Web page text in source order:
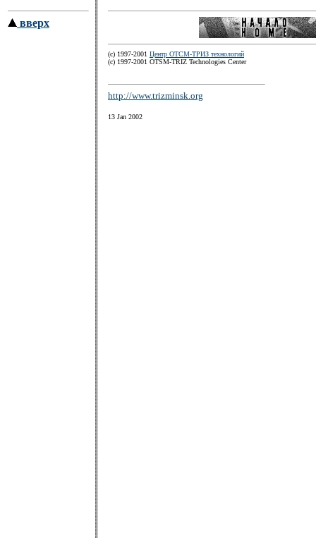
вверх
(c) 1997-2001 Центр ОТСМ-ТРИЗ технологий
(с) 1997-2001 OTSM-TRIZ Technologies Center
http://www.trizminsk.org
13 Jan 2002